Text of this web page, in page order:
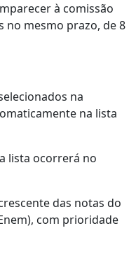
à comissão
no mesmo prazo, de 8
na
na lista
lista ocorrerá no
das notas do
com prioridade